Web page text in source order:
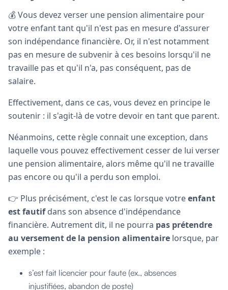
💰 Vous devez verser une pension alimentaire pour
votre enfant tant qu'il n'est pas en mesure d'assurer
son indépendance financière. Or, il n'est notamment
pas en mesure de subvenir à ces besoins lorsqu'il ne
travaille pas et qu'il n'a, pas conséquent, pas de
salaire.
Effectivement, dans ce cas, vous devez en principe le
soutenir : il s'agit-là de votre devoir en tant que parent.
Néanmoins, cette règle connait une exception, dans
laquelle vous pouvez effectivement cesser de lui verser
une pension alimentaire, alors même qu'il ne travaille
pas encore ou qu'il a perdu son emploi.
👉 Plus précisément, c'est le cas lorsque votreenfant
est fautifdans son absence d'indépendance
financière. Autrement dit, il ne pourra pas prétendre
au versement de la pension alimentaire lorsque, par
exemple :
s’est fait licencier pour faute (ex., absences
injustifiées, abandon de poste)